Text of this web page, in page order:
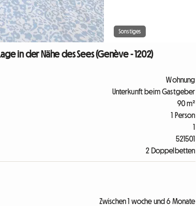
Sonstiges
in der Nähe des Sees (Genève - 1202)
Wohnung
Unterkunft beim Gastgeber
90 m²
1 Person
1
521501
2 Doppelbetten
Zwischen 1 woche und 6 Monate